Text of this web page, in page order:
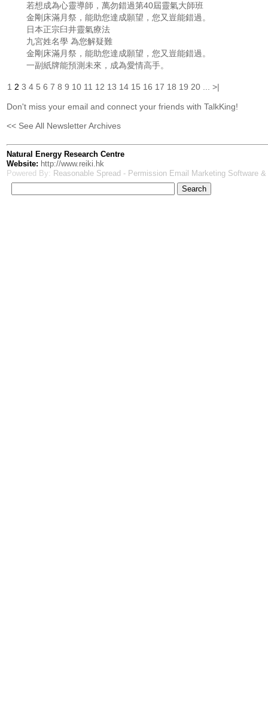
若想成為心靈導師，萬勿錯過第40屆靈氣大師班
金剛床滿月祭，能助您達成願望，您又豈能錯過。
日本正宗臼井靈氣療法
九宮姓名學 為您解疑難
金剛床滿月祭，能助您達成願望，您又豈能錯過。
一副紙牌能預測未來，成為愛情高手。
1 2 3 4 5 6 7 8 9 10 11 12 13 14 15 16 17 18 19 20 >|
Don't miss your email and connect your friends with TalkKing!
<< See All Newsletter Archives
Natural Energy Research Centre
Website: http://www.reiki.hk
Powered By: Reasonable Spread - Permission Email Marketing Software